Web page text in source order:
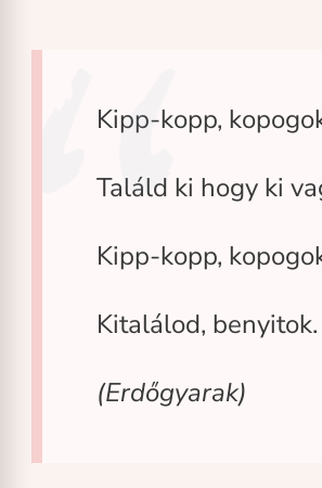
Kipp-kopp,
Találd ki hogy ki
Kipp-kopp,
Kitalálod, benyitok.
(Erdőgyarak)